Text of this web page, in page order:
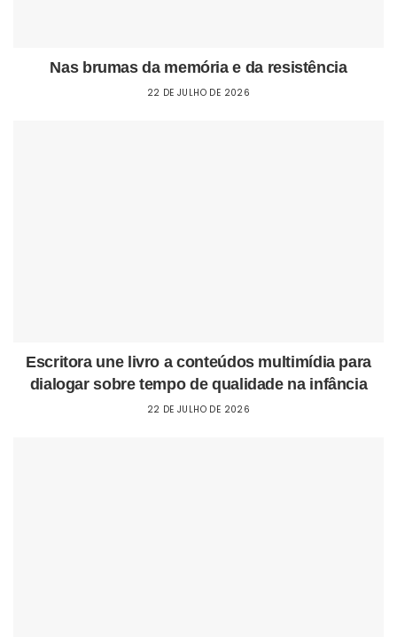
Nas brumas da memória e da resistência
22 DE JULHO DE 2026
Escritora une livro a conteúdos multimídia para
dialogar sobre tempo de qualidade na infância
22 DE JULHO DE 2026